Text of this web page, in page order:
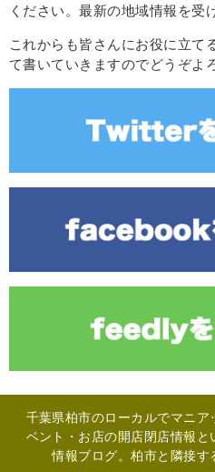
ください。最新の地域情報を受
これからも皆さんにお役に立て
て書いていきますのでどうぞよ
千葉県柏市のローカルでマニア
ベント・お店の開店閉店情報
情報ブログ。柏市と隣接す